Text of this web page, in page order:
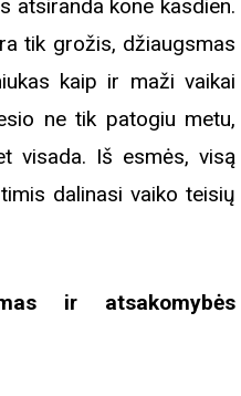
atsiranda kone kasdien.
tik grožis, džiaugsmas
kaip ir maži vaikai
ne tik patogiu metu,
visada. Iš esmės, visą
dalinasi vaiko teisių
ir atsakomybės